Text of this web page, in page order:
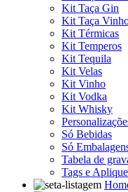
Kit Taça Gin
Kit Taça
Kit Térmicas
Kit Temperos
Kit Tequila
Kit Velas
Kit Vinho
Kit Vodka
Kit Whisky
Só Bebidas
Só
Tabela de
Tags e